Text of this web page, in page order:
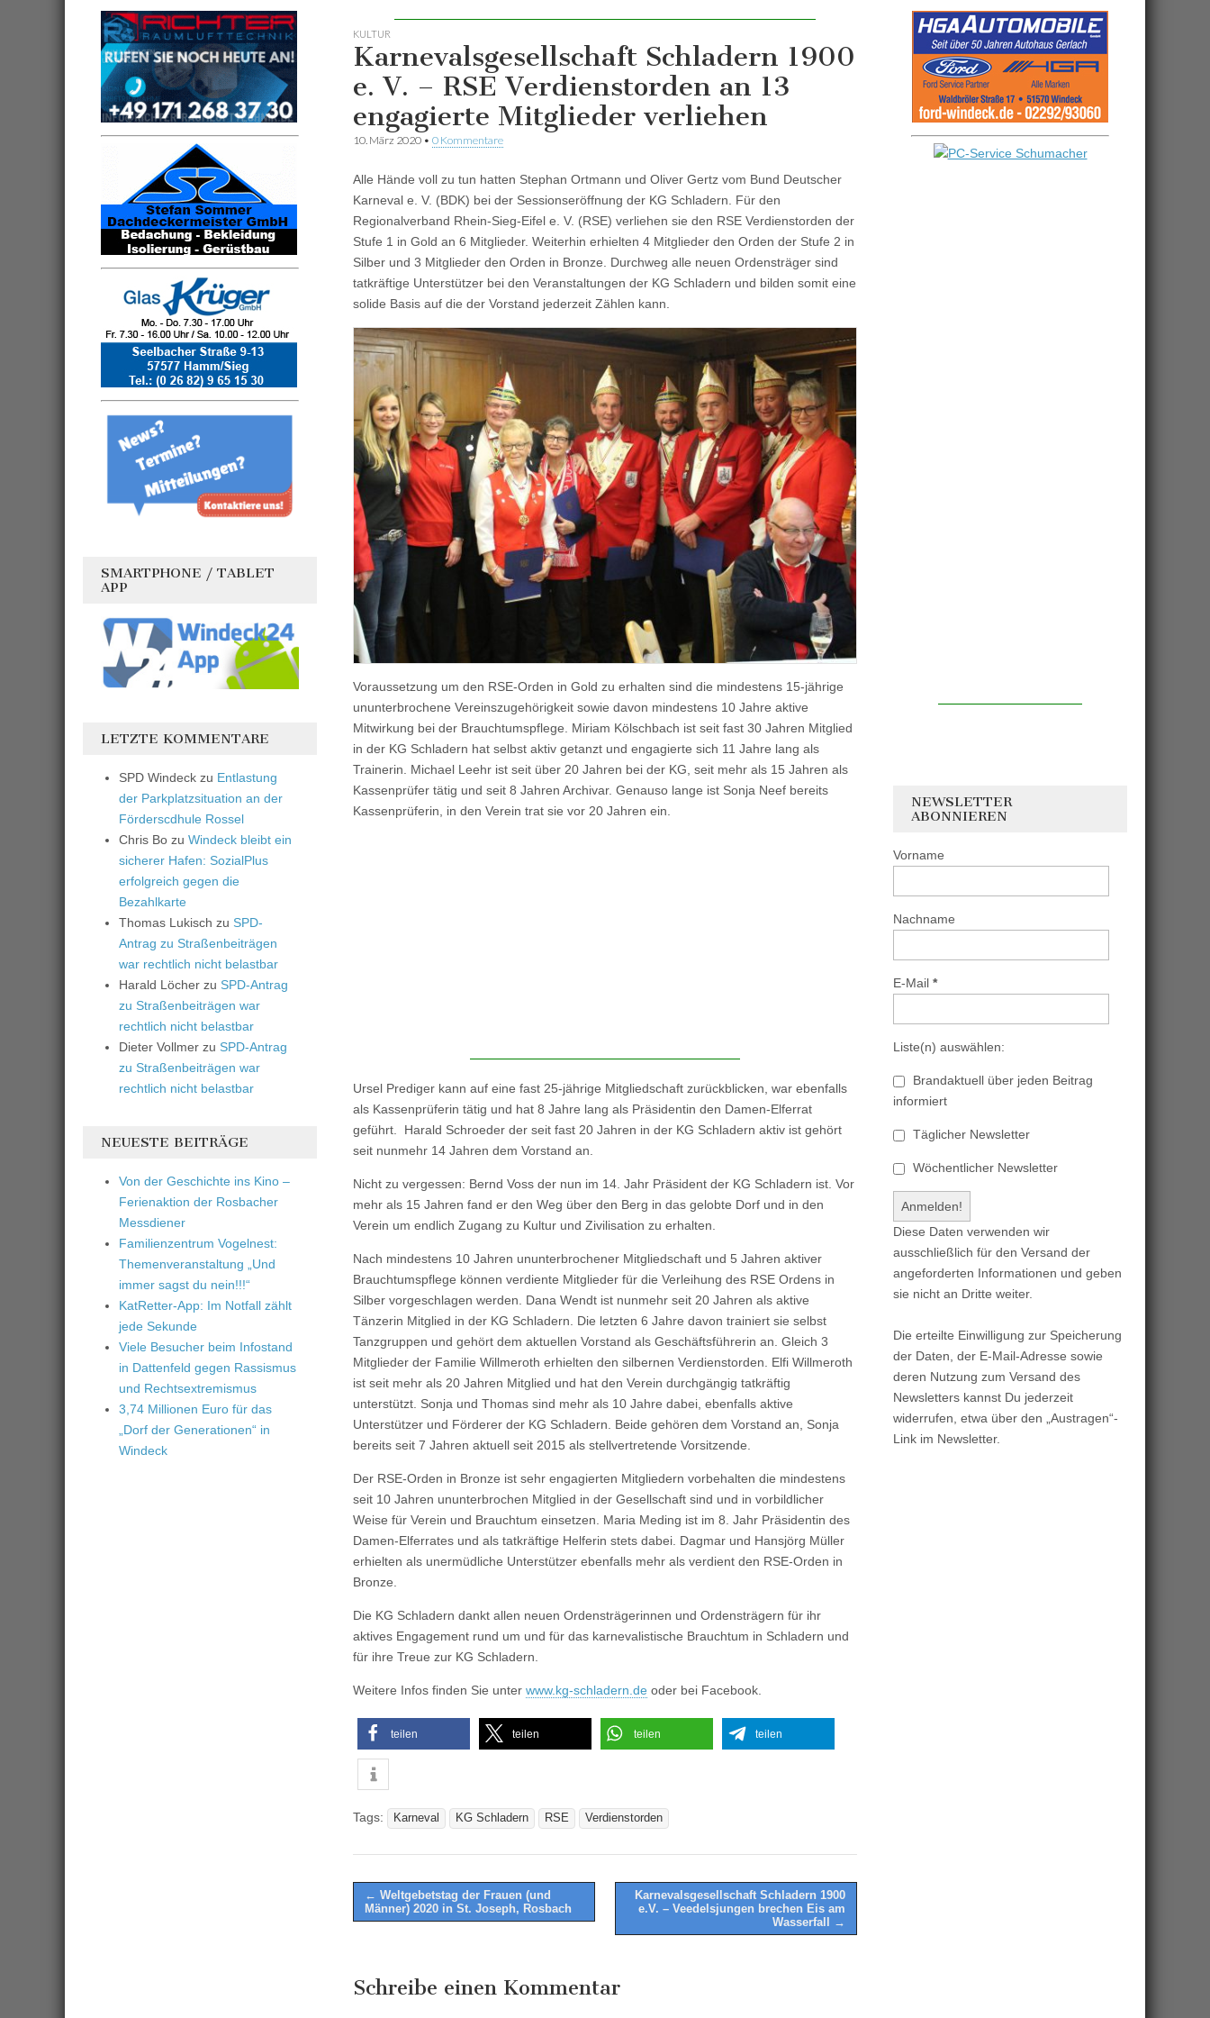
KULTUR
Karnevalsgesellschaft Schladern 1900
e. V. – RSE Verdienstorden an 13
engagierte Mitglieder verliehen
10. März 2020 • 0 Kommentare
Alle Hände voll zu tun hatten Stephan Ortmann und Oliver Gertz vom Bund Deutscher
Karneval e. V. (BDK) bei der Sessionseröffnung der KG Schladern. Für den
Regionalverband Rhein-Sieg-Eifel e. V. (RSE) verliehen sie den RSE Verdienstorden der
Stufe 1 in Gold an 6 Mitglieder. Weiterhin erhielten 4 Mitglieder den Orden der Stufe 2 in
Silber und 3 Mitglieder den Orden in Bronze. Durchweg alle neuen Ordensträger sind
tatkräftige Unterstützer bei den Veranstaltungen der KG Schladern und bilden somit eine
solide Basis auf die der Vorstand jederzeit Zählen kann.
Voraussetzung um den RSE-Orden in Gold zu erhalten sind die mindestens 15-jährige
ununterbrochene Vereinszugehörigkeit sowie davon mindestens 10 Jahre aktive
Mitwirkung bei der Brauchtumspflege. Miriam Kölschbach ist seit fast 30 Jahren Mitglied
in der KG Schladern hat selbst aktiv getanzt und engagierte sich 11 Jahre lang als
Trainerin. Michael Leehr ist seit über 20 Jahren bei der KG, seit mehr als 15 Jahren als
Kassenprüfer tätig und seit 8 Jahren Archivar. Genauso lange ist Sonja Neef bereits
Kassenprüferin, in den Verein trat sie vor 20 Jahren ein.
Ursel Prediger kann auf eine fast 25-jährige Mitgliedschaft zurückblicken, war ebenfalls
als Kassenprüferin tätig und hat 8 Jahre lang als Präsidentin den Damen-Elferrat
geführt. Harald Schroeder der seit fast 20 Jahren in der KG Schladern aktiv ist gehört
seit nunmehr 14 Jahren dem Vorstand an.
Nicht zu vergessen: Bernd Voss der nun im 14. Jahr Präsident der KG Schladern ist. Vor
mehr als 15 Jahren fand er den Weg über den Berg in das gelobte Dorf und in den
Verein um endlich Zugang zu Kultur und Zivilisation zu erhalten.
Nach mindestens 10 Jahren ununterbrochener Mitgliedschaft und 5 Jahren aktiver
Brauchtumspflege können verdiente Mitglieder für die Verleihung des RSE Ordens in
Silber vorgeschlagen werden. Dana Wendt ist nunmehr seit 20 Jahren als aktive
Tänzerin Mitglied in der KG Schladern. Die letzten 6 Jahre davon trainiert sie selbst
Tanzgruppen und gehört dem aktuellen Vorstand als Geschäftsführerin an. Gleich 3
Mitglieder der Familie Willmeroth erhielten den silbernen Verdienstorden. Elfi Willmeroth
ist seit mehr als 20 Jahren Mitglied und hat den Verein durchgängig tatkräftig
unterstützt. Sonja und Thomas sind mehr als 10 Jahre dabei, ebenfalls aktive
Unterstützer und Förderer der KG Schladern. Beide gehören dem Vorstand an, Sonja
bereits seit 7 Jahren aktuell seit 2015 als stellvertretende Vorsitzende.
Der RSE-Orden in Bronze ist sehr engagierten Mitgliedern vorbehalten die mindestens
seit 10 Jahren ununterbrochen Mitglied in der Gesellschaft sind und in vorbildlicher
Weise für Verein und Brauchtum einsetzen. Maria Meding ist im 8. Jahr Präsidentin des
Damen-Elferrates und als tatkräftige Helferin stets dabei. Dagmar und Hansjörg Müller
erhielten als unermüdliche Unterstützer ebenfalls mehr als verdient den RSE-Orden in
Bronze.
Die KG Schladern dankt allen neuen Ordensträgerinnen und Ordensträgern für ihr
aktives Engagement rund um und für das karnevalistische Brauchtum in Schladern und
für ihre Treue zur KG Schladern.
Weitere Infos finden Sie unter www.kg-schladern.de oder bei Facebook.
teilen teilen teilen teilen
Tags: Karneval KG Schladern RSE Verdienstorden
Post
navigation
← Weltgebetstag der Frauen (und
Männer) 2020 in St. Joseph, Rosbach
Karnevalsgesellschaft Schladern 1900
e.V. – Veedelsjungen brechen Eis am
Wasserfall →
Schreibe einen Kommentar
SMARTPHONE / TABLET
APP
LETZTE KOMMENTARE
SPD Windeck zu Entlastung
der Parkplatzsituation an der
Förderscdhule Rossel
Chris Bo zu Windeck bleibt ein
sicherer Hafen: SozialPlus
erfolgreich gegen die
Bezahlkarte
Thomas Lukisch zu SPD-
Antrag zu Straßenbeiträgen
war rechtlich nicht belastbar
Harald Löcher zu SPD-Antrag
zu Straßenbeiträgen war
rechtlich nicht belastbar
Dieter Vollmer zu SPD-Antrag
zu Straßenbeiträgen war
rechtlich nicht belastbar
NEUESTE BEITRÄGE
Von der Geschichte ins Kino –
Ferienaktion der Rosbacher
Messdiener
Familienzentrum Vogelnest:
Themenveranstaltung „Und
immer sagst du nein!!!“
KatRetter-App: Im Notfall zählt
jede Sekunde
Viele Besucher beim Infostand
in Dattenfeld gegen Rassismus
und Rechtsextremismus
3,74 Millionen Euro für das
„Dorf der Generationen“ in
Windeck
NEWSLETTER
ABONNIEREN
Vorname
Nachname
E-Mail *
Liste(n) auswählen:
Brandaktuell über jeden Beitrag
informiert
Täglicher Newsletter
Wöchentlicher Newsletter
Diese Daten verwenden wir
ausschließlich für den Versand der
angeforderten Informationen und geben
sie nicht an Dritte weiter.
Die erteilte Einwilligung zur Speicherung
der Daten, der E-Mail-Adresse sowie
deren Nutzung zum Versand des
Newsletters kannst Du jederzeit
widerrufen, etwa über den „Austragen“-
Link im Newsletter.